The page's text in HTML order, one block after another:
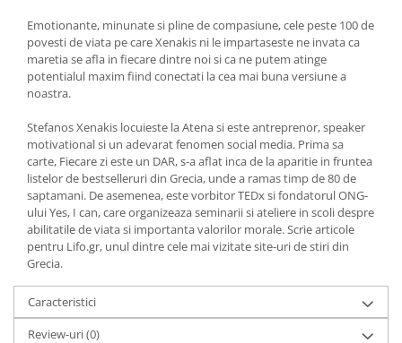
Emotionante, minunate si pline de compasiune, cele peste 100 de
povesti de viata pe care Xenakis ni le impartaseste ne invata ca
maretia se afla in fiecare dintre noi si ca ne putem atinge
potentialul maxim fiind conectati la cea mai buna versiune a
noastra.
Stefanos Xenakis locuieste la Atena si este antreprenor, speaker
motivational si un adevarat fenomen social media. Prima sa
carte, Fiecare zi este un DAR, s-a aflat inca de la aparitie in fruntea
listelor de bestselleruri din Grecia, unde a ramas timp de 80 de
saptamani. De asemenea, este vorbitor TEDx si fondatorul ONG-
ului Yes, I can, care organizeaza seminarii si ateliere in scoli despre
abilitatile de viata si importanta valorilor morale. Scrie articole
pentru Lifo.gr, unul dintre cele mai vizitate site-uri de stiri din
Grecia.
Caracteristici
Review-uri(0)